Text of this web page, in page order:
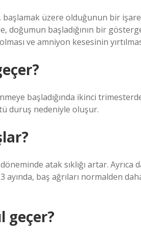
başlamak üzere olduğunun bir
doğumun başladığının bir
ve amniyon kesesinin
başladığında ikinci
duruş nedeniyle oluşur.
atak sıklığı artar. Ayrıca
baş ağrıları normalden
geçer?